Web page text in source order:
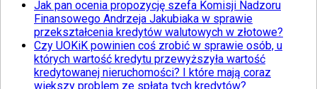
Jak pan ocenia propozycję szefa Komisji Nadzoru
Finansowego Andrzeja Jakubiaka w sprawie
przekształcenia kredytów walutowych w złotowe?
Czy UOKiK powinien coś zrobić w sprawie osób, u
których wartość kredytu przewyższyła wartość
kredytowanej nieruchomości? I które mają coraz
większy problem ze spłatą tych kredytów?